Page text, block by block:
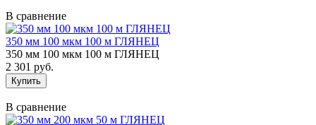
В сравнение
350 мм 100 мкм 100 м ГЛЯНЕЦ
350 мм 100 мкм 100 м ГЛЯНЕЦ
2 301 руб.
В сравнение